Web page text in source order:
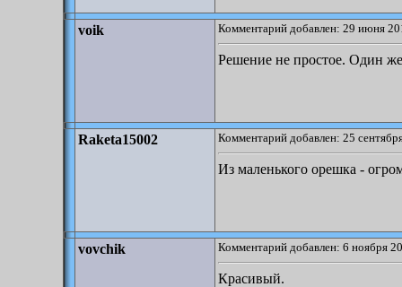
voik Комментарий добавлен: 29 июня
Решение не простое. Один
Raketa15002 Комментарий добавлен: 25
Из маленького орешка -
vovchik Комментарий добавлен: 6 ноября
Красивый.